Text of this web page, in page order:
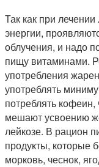
Так как при
энергии,
облучения, и надо
пищу витаминами.
употребления
употреблять
потреблять кофеин,
мешают усвоению
лейкозе. В рацион
продукты, которые
морковь, чеснок,